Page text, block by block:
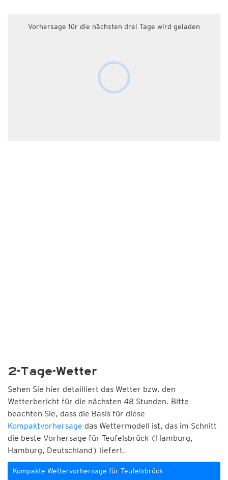
Vorhersage für die nächsten drei Tage wird geladen
2-Tage-Wetter
Sehen Sie hier detailliert das Wetter bzw. den
Wetterbericht für die nächsten 48 Stunden. Bitte
beachten Sie, dass die Basis für diese
Kompaktvorhersage das Wettermodell ist, das im Schnitt
die beste Vorhersage für Teufelsbrück (Hamburg,
Hamburg, Deutschland) liefert.
Kompakte Wettervorhersage für Teufelsbrück